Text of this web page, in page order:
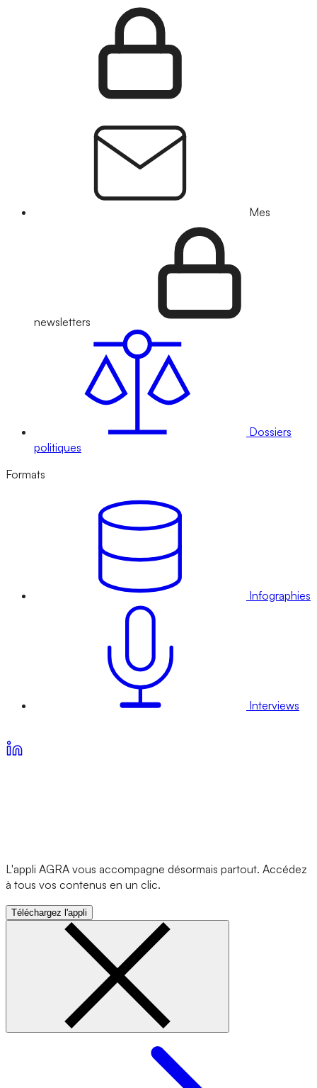
Mes
newsletters
Dossiers
politiques
Formats
Infographies
Interviews
L'appli AGRA vous accompagne désormais partout. Accédez
à tous vos contenus en un clic.
Téléchargez l'appli